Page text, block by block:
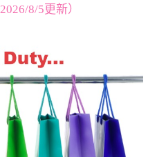
8/5更新）